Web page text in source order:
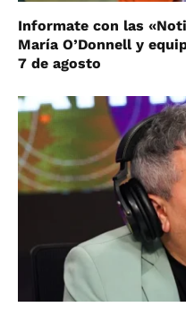
Informate con las
María O’Donnell y
7 de agosto